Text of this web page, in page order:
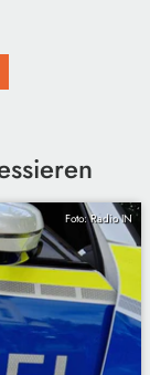
Foto: Radio IN